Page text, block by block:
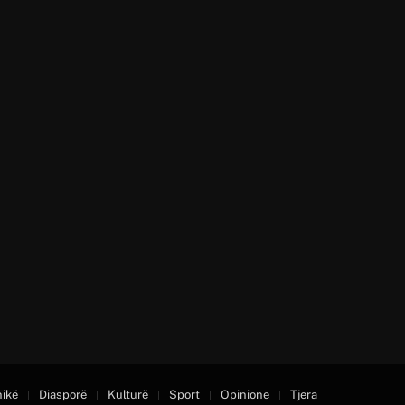
Diasporë Kulturë Sport Opinione Tjera